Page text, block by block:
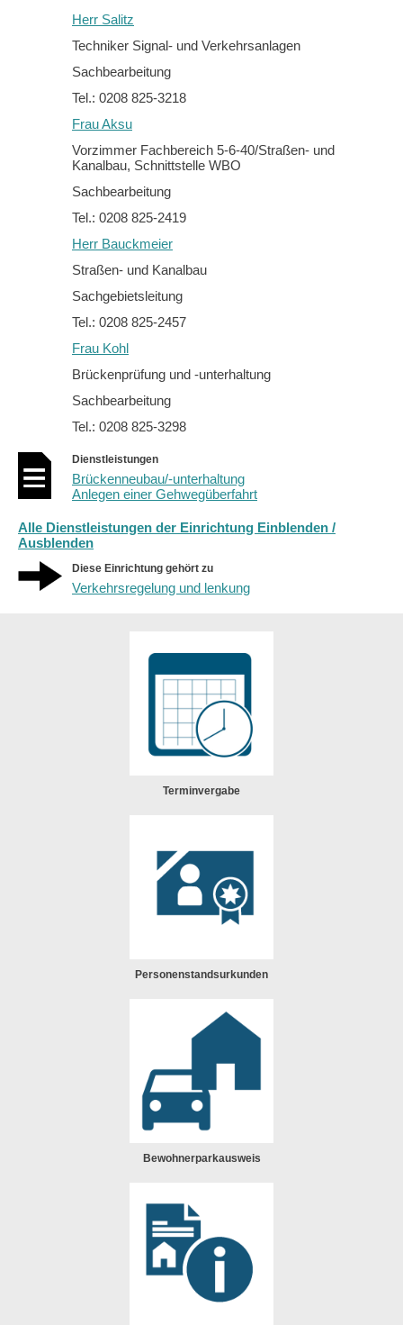
Herr Salitz
Techniker Signal- und Verkehrsanlagen
Sachbearbeitung
Tel.: 0208 825-3218
Frau Aksu
Vorzimmer Fachbereich 5-6-40/Straßen- und
Kanalbau, Schnittstelle WBO
Sachbearbeitung
Tel.: 0208 825-2419
Herr Bauckmeier
Straßen- und Kanalbau
Sachgebietsleitung
Tel.: 0208 825-2457
Frau Kohl
Brückenprüfung und -unterhaltung
Sachbearbeitung
Tel.: 0208 825-3298
Dienstleistungen
Brückenneubau/-unterhaltung
Anlegen einer Gehwegüberfahrt
Alle Dienstleistungen der Einrichtung Einblenden /
Ausblenden
Diese Einrichtung gehört zu
Verkehrsregelung und lenkung
Terminvergabe
Personenstandsurkunden
Bewohnerparkausweis